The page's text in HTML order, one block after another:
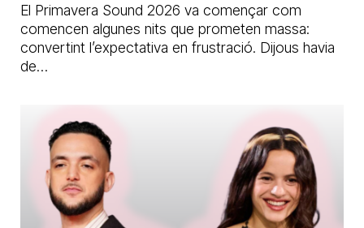
El Primavera Sound 2026 va començar com
comencen algunes nits que prometen massa:
convertint l’expectativa en frustració. Dijous havia
de…